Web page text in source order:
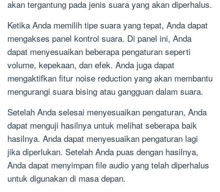
akan tergantung pada jenis suara yang akan diperhalus.
Ketika Anda memilih tipe suara yang tepat, Anda dapat
mengakses panel kontrol suara. Di panel ini, Anda
dapat menyesuaikan beberapa pengaturan seperti
volume, kepekaan, dan efek. Anda juga dapat
mengaktifkan fitur noise reduction yang akan membantu
mengurangi suara bising atau gangguan dalam suara.
Setelah Anda selesai menyesuaikan pengaturan, Anda
dapat menguji hasilnya untuk melihat seberapa baik
hasilnya. Anda dapat menyesuaikan pengaturan lagi
jika diperlukan. Setelah Anda puas dengan hasilnya,
Anda dapat menyimpan file audio yang telah diperhalus
untuk digunakan di masa depan.